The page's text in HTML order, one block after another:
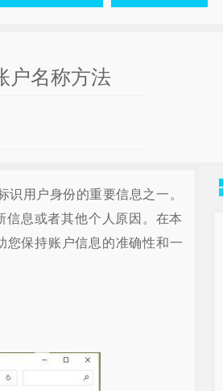
户名称方法
用户身份的重要信息之一。
息或者其他个人原因。在本
您保持账户信息的准确性和一